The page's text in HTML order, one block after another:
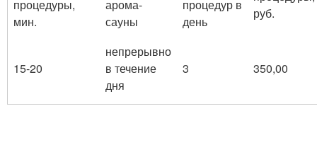
процедуры,
мин.
арома-
сауны
процедур в
день
руб.
15-20
непрерывно
в течение
дня
3 350,00